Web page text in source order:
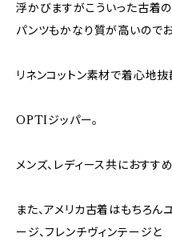
浮かびますがこういった古着の
パンツもかなり質が高いので
リネンコットン素材で着心地抜
OPTIジッパー。
メンズ、レディース共におすす
また、アメリカ古着はもちろん
ージ、フレンチヴィンテージと